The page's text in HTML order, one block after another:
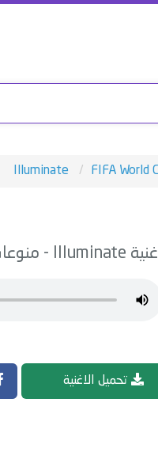
Illuminate
اغنية Illuminate
-
تحميل الاغنية